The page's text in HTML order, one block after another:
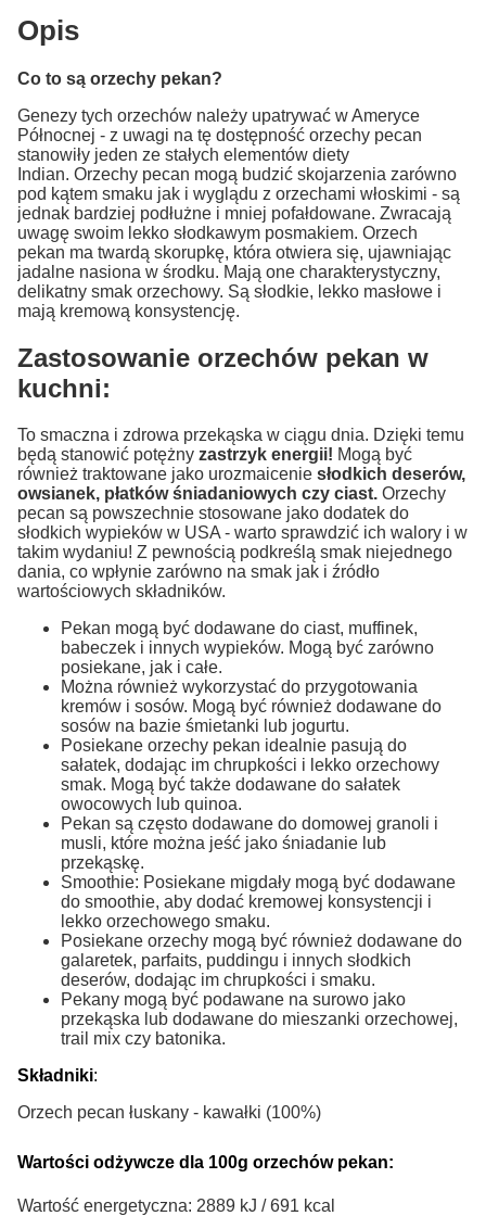
Opis
Co to są orzechy pekan?
Genezy tych orzechów należy upatrywać w Ameryce
Północnej - z uwagi na tę dostępność orzechy pecan
stanowiły jeden ze stałych elementów diety
Indian. Orzechy pecan mogą budzić skojarzenia zarówno
pod kątem smaku jak i wyglądu z orzechami włoskimi - są
jednak bardziej podłużne i mniej pofałdowane. Zwracają
uwagę swoim lekko słodkawym posmakiem. Orzech
pekan ma twardą skorupkę, która otwiera się, ujawniając
jadalne nasiona w środku. Mają one charakterystyczny,
delikatny smak orzechowy. Są słodkie, lekko masłowe i
mają kremową konsystencję.
Zastosowanie orzechów pekan w
kuchni:
To smaczna i zdrowa przekąska w ciągu dnia. Dzięki temu
będą stanowić potężny zastrzyk energii! Mogą być
również traktowane jako urozmaicenie słodkich deserów,
owsianek, płatków śniadaniowych czy ciast. Orzechy
pecan są powszechnie stosowane jako dodatek do
słodkich wypieków w USA - warto sprawdzić ich walory i w
takim wydaniu! Z pewnością podkreślą smak niejednego
dania, co wpłynie zarówno na smak jak i źródło
wartościowych składników.
Pekan mogą być dodawane do ciast, muffinek,
babeczek i innych wypieków. Mogą być zarówno
posiekane, jak i całe.
Można również wykorzystać do przygotowania
kremów i sosów. Mogą być również dodawane do
sosów na bazie śmietanki lub jogurtu.
Posiekane orzechy pekan idealnie pasują do
sałatek, dodając im chrupkości i lekko orzechowy
smak. Mogą być także dodawane do sałatek
owocowych lub quinoa.
Pekan są często dodawane do domowej granoli i
musli, które można jeść jako śniadanie lub
przekąskę.
Smoothie: Posiekane migdały mogą być dodawane
do smoothie, aby dodać kremowej konsystencji i
lekko orzechowego smaku.
Posiekane orzechy mogą być również dodawane do
galaretek, parfaits, puddingu i innych słodkich
deserów, dodając im chrupkości i smaku.
Pekany mogą być podawane na surowo jako
przekąska lub dodawane do mieszanki orzechowej,
trail mix czy batonika.
Składniki:
Orzech pecan łuskany - kawałki (100%)
Wartości odżywcze dla 100g orzechów pekan:
Wartość energetyczna: 2889 kJ / 691 kcal